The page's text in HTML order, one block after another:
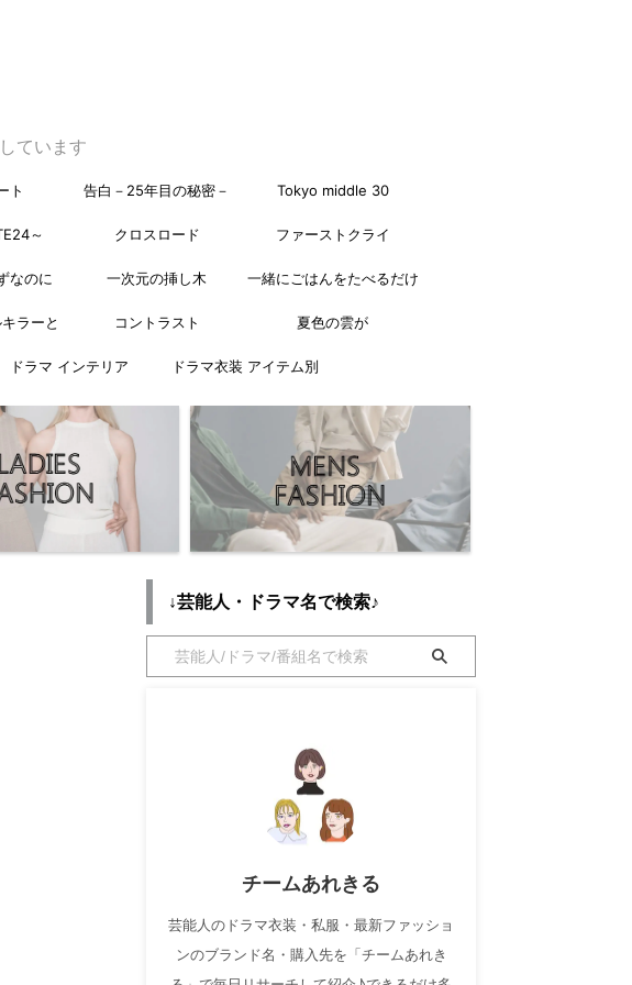
ています
ト 告白－25年目の秘密－ Tokyo middle 30
～ クロスロード ファーストクライ
なのに 一次元の挿し木 一緒にごはんをたべるだけ
ラーと コントラスト 夏色の雲が
ドラマ インテリア ドラマ衣装 アイテム別
↓芸能人・ドラマ名で検索♪
チームあれきる
芸能人のドラマ衣装・私服・最新ファッショ
ンのブランド名・購入先を「チームあれき